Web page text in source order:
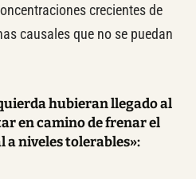
crecientes de
causales que no se puedan
hubieran llegado al
en camino de frenar el
niveles tolerables»: